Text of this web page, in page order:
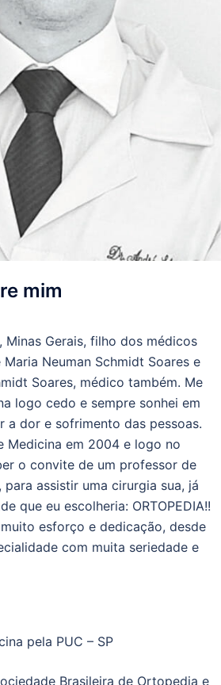
mim
Minas Gerais, filho dos médicos
Neuman Schmidt Soares e
Soares, médico também. Me
logo cedo e sempre sonhei em
a dor e sofrimento das pessoas.
Medicina em 2004 e logo no
o convite de um professor de
para assistir uma cirurgia sua, já
que eu escolheria: ORTOPEDIA!!
esforço e dedicação, desde
com muita seriedade e
pela PUC – SP
Brasileira de Ortopedia e